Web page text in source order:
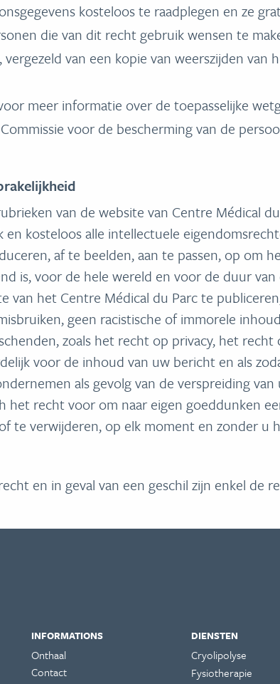
kosteloos te raadplegen en ze
die van dit recht gebruik wensen te
van een kopie van weerszijden
meer informatie over de toepasselijke
voor de bescherming van de
van de website van Centre Médical
en kosteloos alle intellectuele
af te beelden, aan te passen, op om
is, voor de hele wereld en voor de duur
van het Centre Médical du Parc te
geen racistische of immorele
zoals het recht op privacy, het
voor de inhoud van uw bericht en als
als gevolg van de verspreiding
het recht voor om naar eigen goeddunken
te verwijderen, op elk moment en zonder u
en in geval van een geschil zijn enkel de
INFORMATIONS
Onthaal
Contact
DIENSTEN
Cryolipolyse
Fysiotherapie